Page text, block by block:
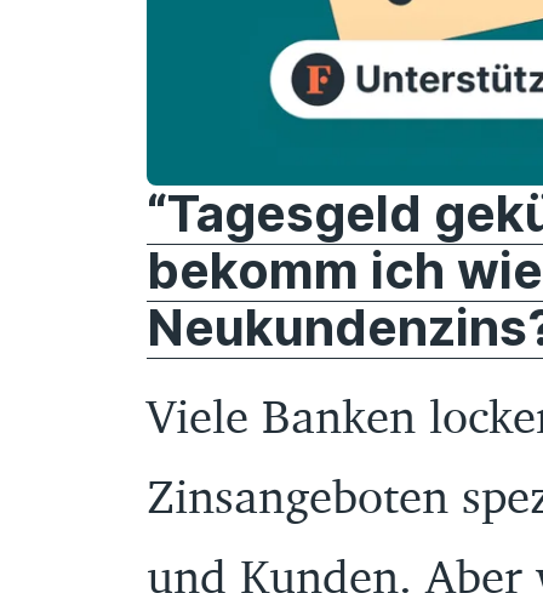
“Tagesgeld
bekomm ich
Viele Banken
Zinsangeboten
und Kunden.